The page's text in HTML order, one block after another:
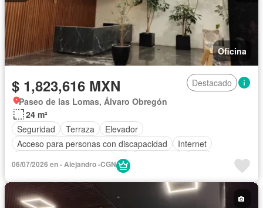
Oficina
$ 1,823,616 MXN
Destacado
Paseo de las Lomas, Álvaro Obregón
24 m²
Seguridad
Terraza
Elevador
Acceso para personas con discapacidad
Internet
Circuito cerrado de televisión
06/07/2026 en - Alejandro -CGN